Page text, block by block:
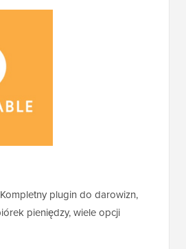
Kompletny plugin do darowizn,
pieniędzy, wiele opcji